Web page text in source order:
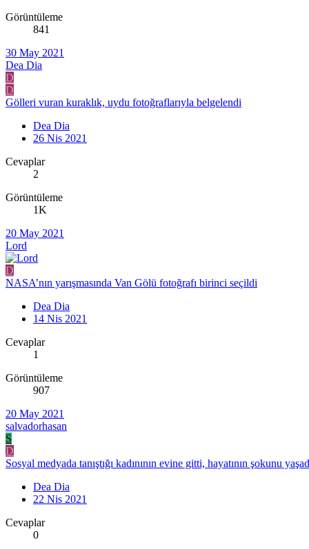
Görüntüleme
841
30 May 2021
Dea Dia
D
D
Gölleri vuran kuraklık, uydu fotoğraflarıyla belgelendi
Dea Dia
26 Nis 2021
Cevaplar
2
Görüntüleme
1K
20 May 2021
Lord
D
NASA’nın yarışmasında Van Gölü fotoğrafı birinci seçildi
Dea Dia
14 Nis 2021
Cevaplar
1
Görüntüleme
907
20 May 2021
salvadorhasan
S
D
Sosyal medyada tanıştığı kadınının evine gitti, hayatının şokunu
Dea Dia
22 Nis 2021
Cevaplar
0